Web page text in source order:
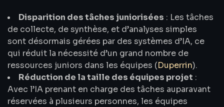
Disparition des tâches juniorisées : Les tâches
de collecte, de synthèse, et d’analyses simples
sont désormais gérées par des systèmes d’IA, ce
qui réduit la nécessité d’un grand nombre de
ressources juniors dans les équipes (Duperrin).
Réduction de la taille des équipes projet :
Avec l’IA prenant en charge des tâches auparavant
réservées à plusieurs personnes, les équipes